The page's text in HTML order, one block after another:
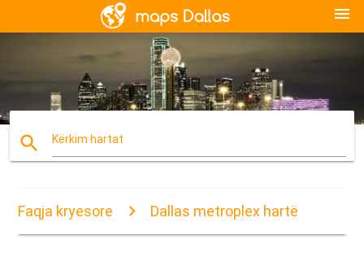
menu
search Kërkim hartat
Faqja kryesore Dallas metroplex hartë